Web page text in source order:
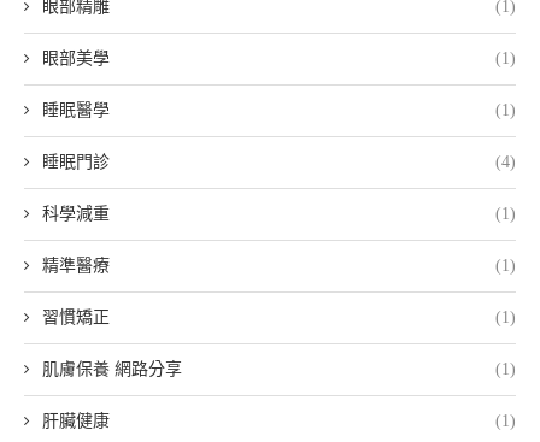
眼部精雕 (1)
眼部美學 (1)
睡眠醫學 (1)
睡眠門診 (4)
科學減重 (1)
精準醫療 (1)
習慣矯正 (1)
肌膚保養 網路分享 (1)
肝臟健康 (1)